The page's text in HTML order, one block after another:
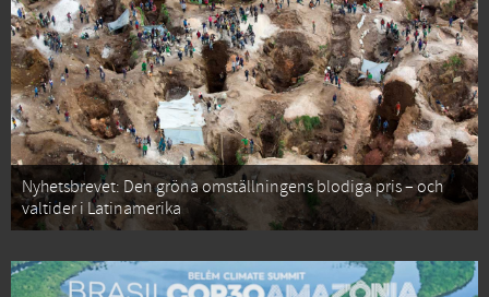
Nyhetsbrevet: Den gröna omställningens blodiga pris – och
valtider i Latinamerika